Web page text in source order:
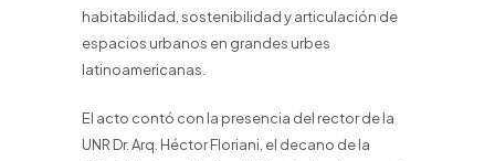
habitabilidad, sostenibilidad y articulación de
espacios urbanos en grandes urbes
latinoamericanas.
El acto contó con la presencia del rector de la
UNR Dr. Arq. Héctor Floriani, el decano de la